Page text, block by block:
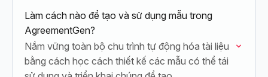
Làm cách nào để tạo và sử dụng mẫu trong
AgreementGen?
Nắm vững toàn bộ chu trình tự động hóa tài liệu
bằng cách học cách thiết kế các mẫu có thể tái